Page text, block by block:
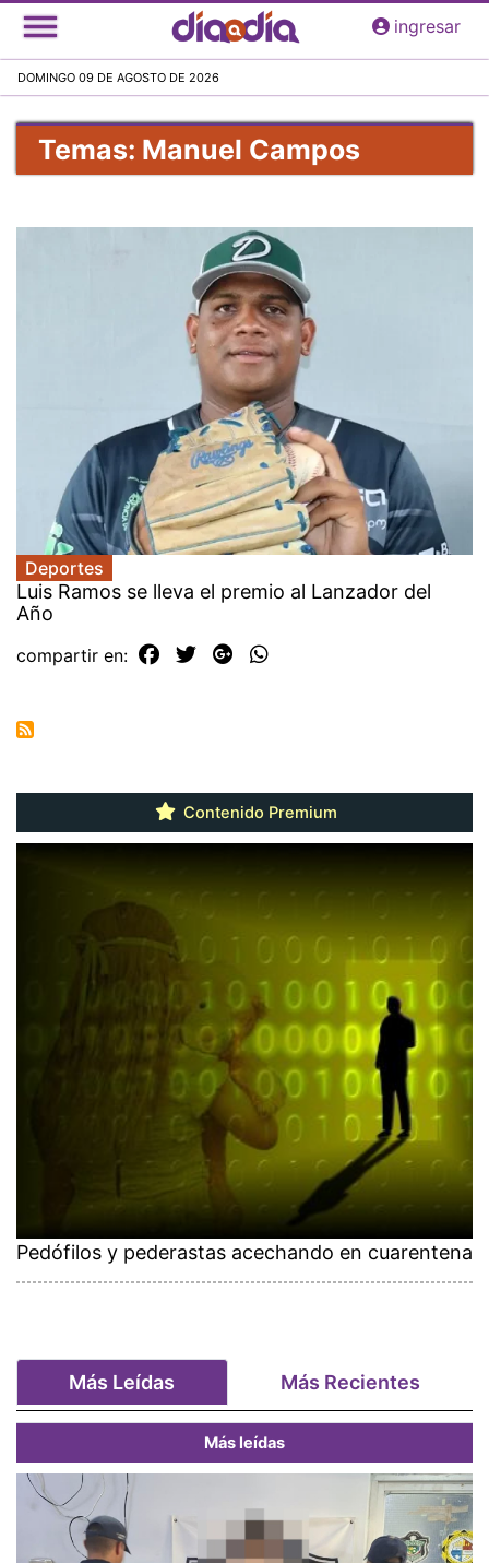
Pasar
al
principal
ingresar
DOMINGO 09 DE AGOSTO DE 2026
Temas: Manuel Campos
Deportes
Luis Ramos se lleva el premio al Lanzador del
Año
compartir en:
Contenido Premium
Pedófilos y pederastas acechando en cuarentena
Más Leídas Más Recientes
Más leídas